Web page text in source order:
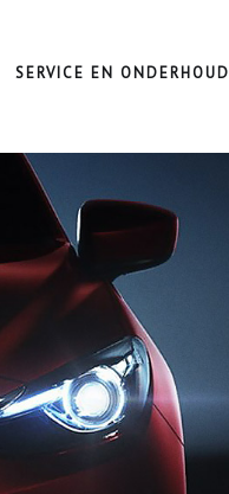
SERVICE EN ONDERHOUD